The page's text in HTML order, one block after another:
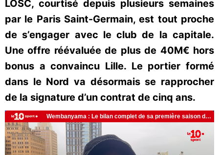
LOSC, courtisé depuis plusieurs semaines
par le Paris Saint-Germain, est tout proche
de s’engager avec le club de la capitale.
Une offre réévaluée de plus de 40M€ hors
bonus a convaincu Lille. Le portier formé
dans le Nord va désormais se rapprocher
de la signature d’un contrat de cinq ans.